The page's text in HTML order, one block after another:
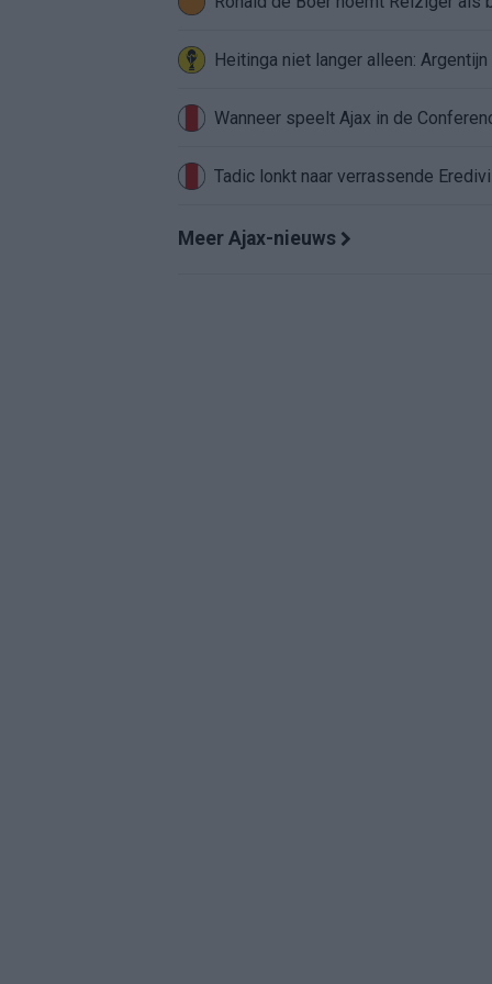
Heitinga niet langer alleen:
Wanneer speelt Ajax in de
Tadic lonkt naar verrassende
Meer Ajax-nieuws